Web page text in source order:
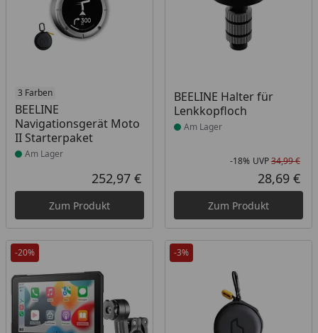
3 Farben
BEELINE
Navigationsgerät Moto
II Starterpaket
Produkt am Lager
Am Lager
Aktueller Preis
252,97 €
Zum Produkt
BEELINE Halter für
Lenkkopfloch
Produkt am Lager
Am Lager
-18% UVP34,99 €
28,69 €
Zum Produkt
-20% -3%